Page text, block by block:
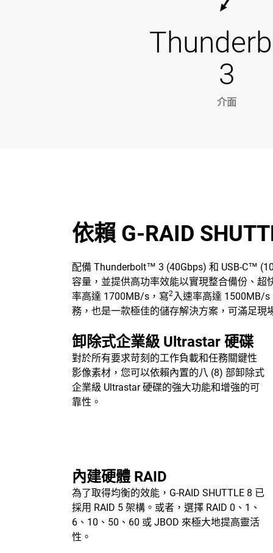
3
介面
依賴 G-RAID
配備 Thunderbolt™ 3 (40Gbps) 和 USB-C™
容量，並提供高功率效能以實現整合備份、超
率高達 1700MB/s，寫2入速率高達 1500MB/
務，也是一款極佳的儲存解決方案，可滿足
卸除式企業級 Ultrastar 硬碟
對於所有要求苛刻的工作負載和任務關鍵性
影像素材，您可以依賴內置的八 (8) 部卸除式
企業級 Ultrastar 硬碟的強大功能和增強的可
靠性。
內建硬體 RAID
為了取得均衡的效能，G-RAID SHUTTLE 8 已
採用 RAID 5 架構。或者，選擇 RAID 0、1、
6、10、50、60 或 JBOD 來極大地提高靈活
性。